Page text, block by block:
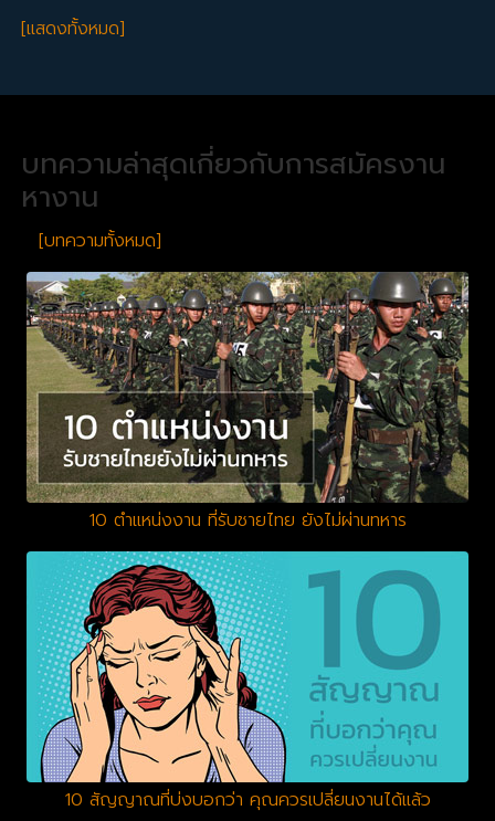
[แสดงทั้งหมด]
บทความล่าสุดเกี่ยวกับการสมัครงาน
หางาน
[บทความทั้งหมด]
10 ตำแหน่งงาน ที่รับชายไทย ยังไม่ผ่านทหาร
10 สัญญาณที่บ่งบอกว่า คุณควรเปลี่ยนงานได้แล้ว